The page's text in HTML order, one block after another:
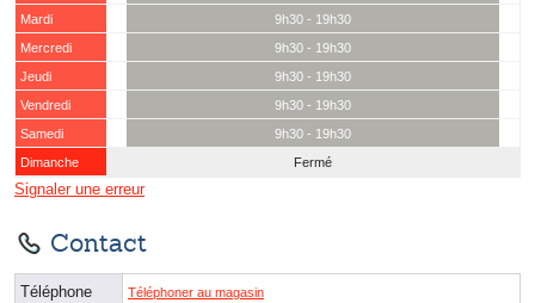
Mardi
9h30 - 19h30
Mercredi
9h30 - 19h30
Jeudi
9h30 - 19h30
Vendredi
9h30 - 19h30
Samedi
9h30 - 19h30
Dimanche
Fermé
Signaler une erreur
Contact
Téléphone Téléphoner au magasin